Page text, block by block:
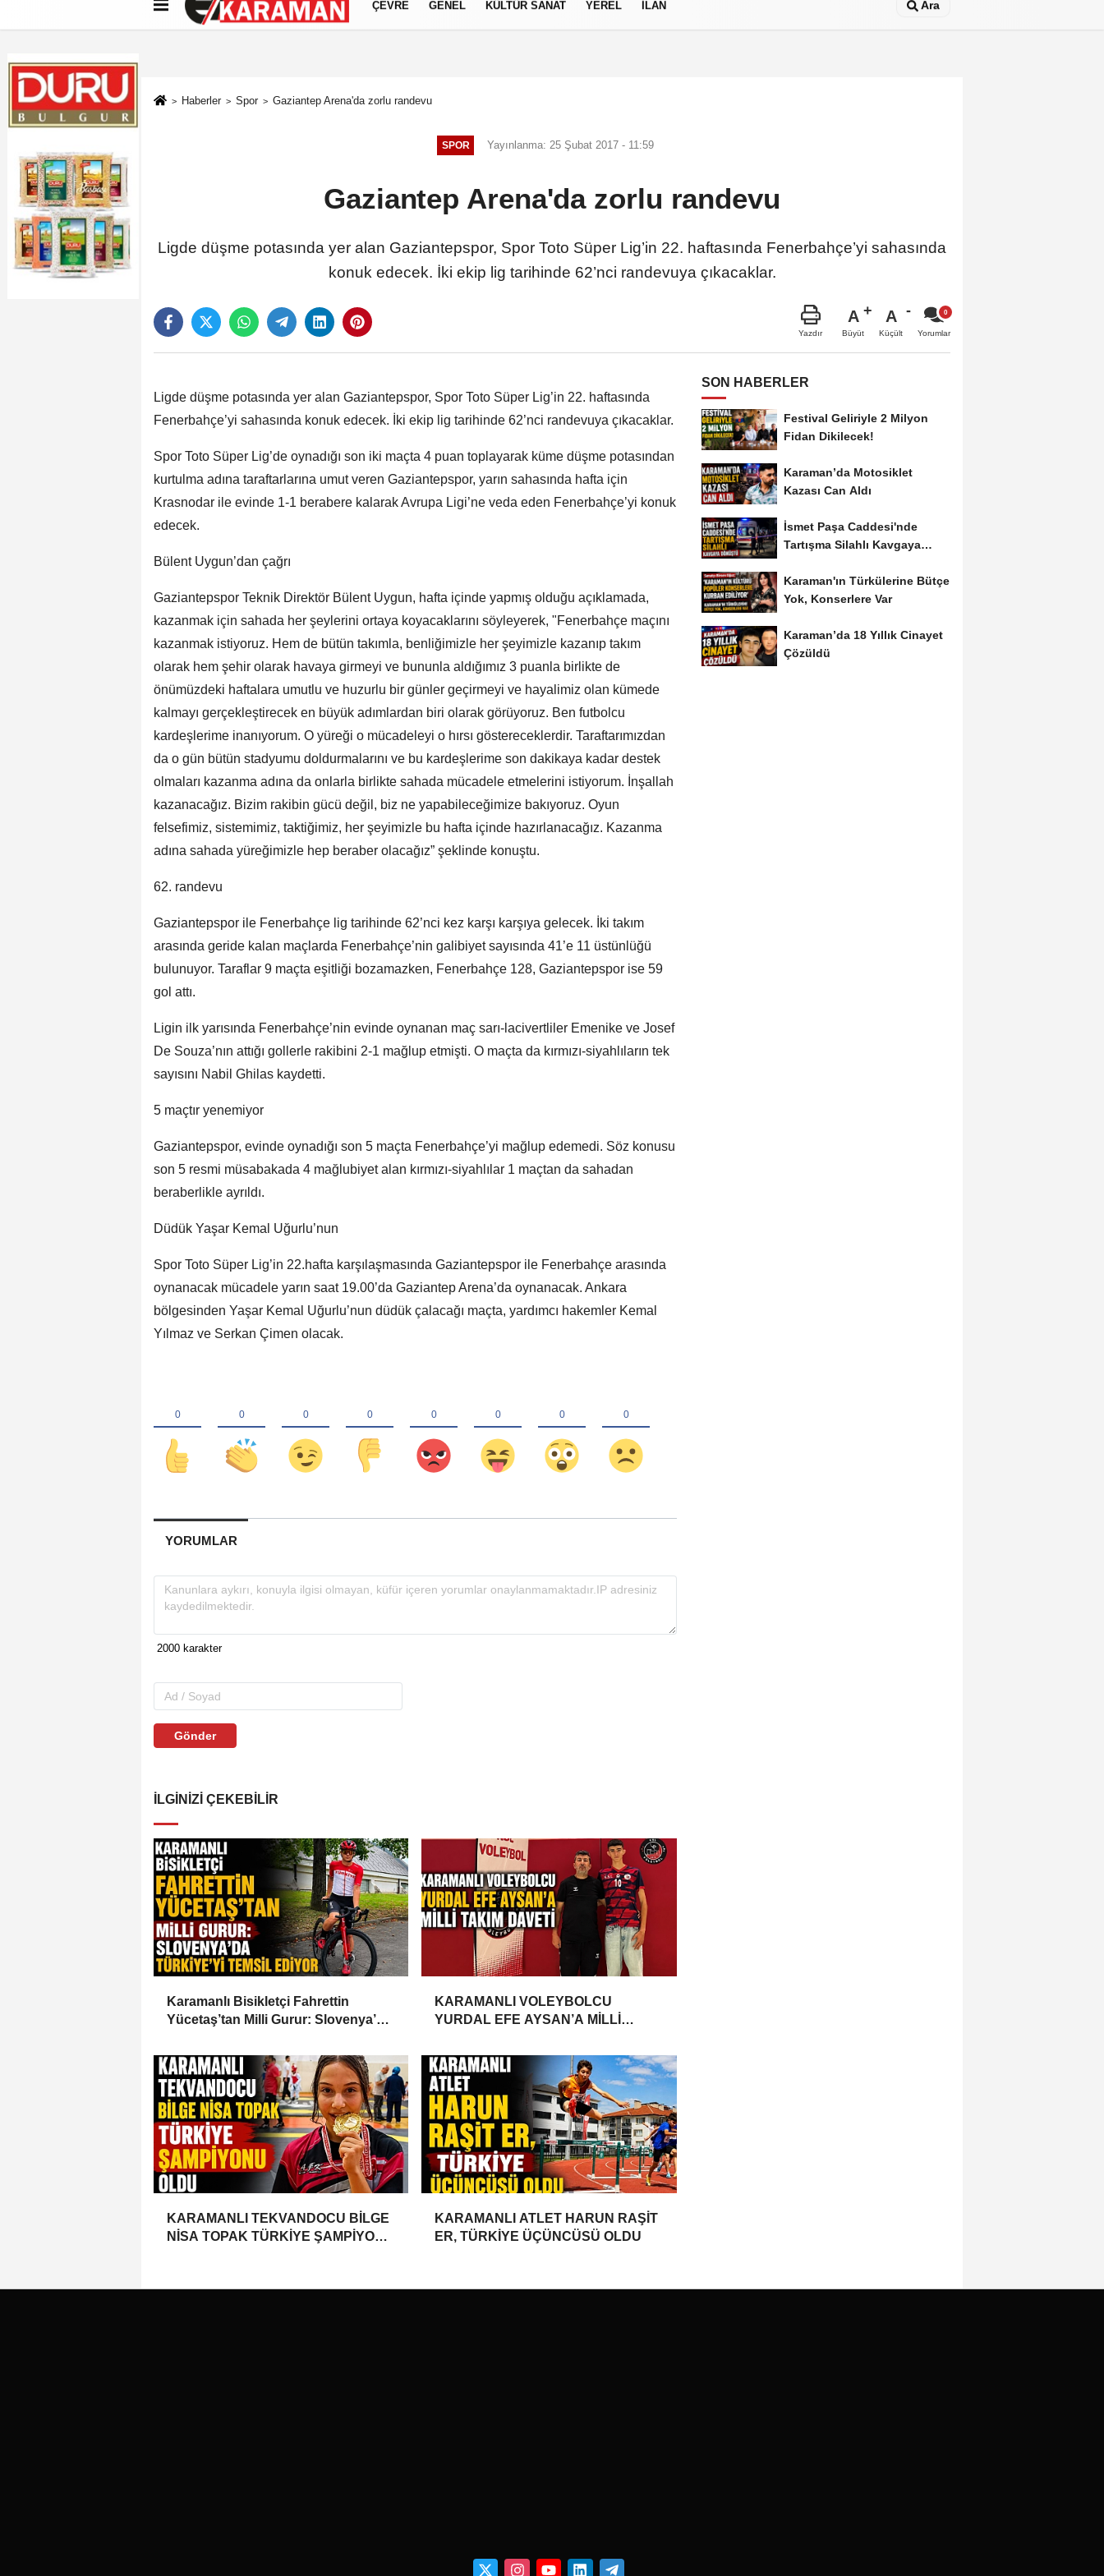
Künye İletişim Çerez Politikası Gizlilik İlkeleri
ÇEVRE GENEL KÜLTÜR SANAT YEREL İLAN Ara
Haberler Spor Gaziantep Arena'da zorlu randevu
SPOR Yayınlanma: 25 Şubat 2017 - 11:59
Gaziantep Arena'da zorlu randevu
Ligde düşme potasında yer alan Gaziantepspor, Spor Toto Süper Lig’in 22. haftasında Fenerbahçe’yi sahasında
konuk edecek. İki ekip lig tarihinde 62’nci randevuya çıkacaklar.
Yazdır
A
Büyüt
A
Küçült Yorumlar
Ligde düşme potasında yer alan Gaziantepspor, Spor Toto Süper Lig’in 22. haftasında
Fenerbahçe’yi sahasında konuk edecek. İki ekip lig tarihinde 62’nci randevuya çıkacaklar.
Spor Toto Süper Lig’de oynadığı son iki maçta 4 puan toplayarak küme düşme potasından
kurtulma adına taraftarlarına umut veren Gaziantepspor, yarın sahasında hafta için
Krasnodar ile evinde 1-1 berabere kalarak Avrupa Ligi’ne veda eden Fenerbahçe’yi konuk
edecek.
Bülent Uygun’dan çağrı
Gaziantepspor Teknik Direktör Bülent Uygun, hafta içinde yapmış olduğu açıklamada,
kazanmak için sahada her şeylerini ortaya koyacaklarını söyleyerek, "Fenerbahçe maçını
kazanmak istiyoruz. Hem de bütün takımla, benliğimizle her şeyimizle kazanıp takım
olarak hem şehir olarak havaya girmeyi ve bununla aldığımız 3 puanla birlikte de
önümüzdeki haftalara umutlu ve huzurlu bir günler geçirmeyi ve hayalimiz olan kümede
kalmayı gerçekleştirecek en büyük adımlardan biri olarak görüyoruz. Ben futbolcu
kardeşlerime inanıyorum. O yüreği o mücadeleyi o hırsı göstereceklerdir. Taraftarımızdan
da o gün bütün stadyumu doldurmalarını ve bu kardeşlerime son dakikaya kadar destek
olmaları kazanma adına da onlarla birlikte sahada mücadele etmelerini istiyorum. İnşallah
kazanacağız. Bizim rakibin gücü değil, biz ne yapabileceğimize bakıyoruz. Oyun
felsefimiz, sistemimiz, taktiğimiz, her şeyimizle bu hafta içinde hazırlanacağız. Kazanma
adına sahada yüreğimizle hep beraber olacağız” şeklinde konuştu.
62. randevu
Gaziantepspor ile Fenerbahçe lig tarihinde 62’nci kez karşı karşıya gelecek. İki takım
arasında geride kalan maçlarda Fenerbahçe’nin galibiyet sayısında 41’e 11 üstünlüğü
bulunuyor. Taraflar 9 maçta eşitliği bozamazken, Fenerbahçe 128, Gaziantepspor ise 59
gol attı.
Ligin ilk yarısında Fenerbahçe’nin evinde oynanan maç sarı-lacivertliler Emenike ve Josef
De Souza’nın attığı gollerle rakibini 2-1 mağlup etmişti. O maçta da kırmızı-siyahlıların tek
sayısını Nabil Ghilas kaydetti.
5 maçtır yenemiyor
Gaziantepspor, evinde oynadığı son 5 maçta Fenerbahçe’yi mağlup edemedi. Söz konusu
son 5 resmi müsabakada 4 mağlubiyet alan kırmızı-siyahlılar 1 maçtan da sahadan
beraberlikle ayrıldı.
Düdük Yaşar Kemal Uğurlu’nun
Spor Toto Süper Lig’in 22.hafta karşılaşmasında Gaziantepspor ile Fenerbahçe arasında
oynanacak mücadele yarın saat 19.00’da Gaziantep Arena’da oynanacak. Ankara
bölgesinden Yaşar Kemal Uğurlu’nun düdük çalacağı maçta, yardımcı hakemler Kemal
Yılmaz ve Serkan Çimen olacak.
YORUMLAR
Gönder
İLGINIZI ÇEKEBILIR
Karamanlı Bisikletçi Fahrettin
Yücetaş’tan Milli Gurur: Slovenya’da
KARAMANLI VOLEYBOLCU
YURDAL EFE AYSAN’A MİLLİ
KARAMANLI TEKVANDOCU BİLGE
NİSA TOPAK TÜRKİYE ŞAMPİYONU
KARAMANLI ATLET HARUN RAŞİT
ER, TÜRKİYE ÜÇÜNCÜSÜ OLDU
SON HABERLER
Festival Geliriyle 2 Milyon
Fidan Dikilecek!
Karaman’da Motosiklet
Kazası Can Aldı
İsmet Paşa Caddesi'nde
Tartışma Silahlı Kavgaya
Karaman'ın Türkülerine Bütçe
Yok, Konserlere Var
Karaman’da 18 Yıllık Cinayet
Çözüldü